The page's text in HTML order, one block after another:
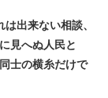
出来ない相談、
見へぬ人民と
士の横糸だけで